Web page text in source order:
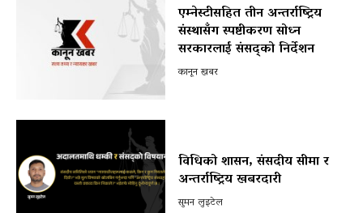
एम्नेस्टीसहित तीन अन्तर्राष्ट्रिय
संस्थासँग स्पष्टीकरण सोध्न
सरकारलाई संसद्को निर्देशन
कानून खबर
विधिको शासन, संसदीय सीमा र
अन्तर्राष्ट्रिय खबरदारी
सुमन लुइटेल